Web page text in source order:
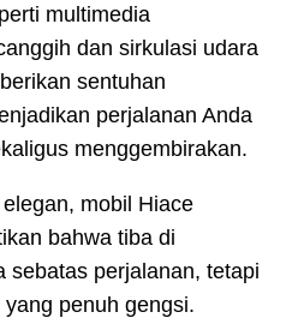
multimedia
dan sirkulasi udara
sentuhan
perjalanan Anda
menggembirakan.
mobil Hiace
bahwa tiba di
sebatas perjalanan, tetapi
penuh gengsi.